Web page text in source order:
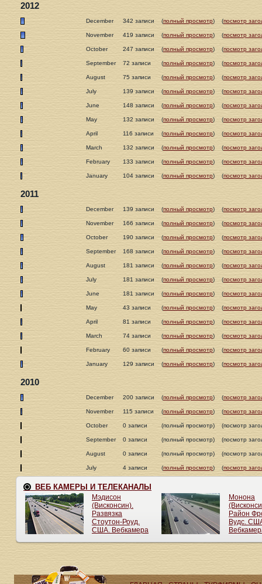
2012
December 342 записи (полный просмотр) (посмотр
November 419 записи (полный просмотр) (посмотр
October 247 записи (полный просмотр) (посмотр
September 72 записи (полный просмотр) (посмотр
August 75 записи (полный просмотр) (посмотр
July 139 записи (полный просмотр) (посмотр
June 148 записи (полный просмотр) (посмотр
May 132 записи (полный просмотр) (посмотр
April 116 записи (полный просмотр) (посмотр
March 132 записи (полный просмотр) (посмотр
February 133 записи (полный просмотр) (посмотр
January 104 записи (полный просмотр) (посмотр
2011
December 139 записи (полный просмотр) (посмотр
November 166 записи (полный просмотр) (посмотр
October 190 записи (полный просмотр) (посмотр
September 168 записи (полный просмотр) (посмотр
August 181 записи (полный просмотр) (посмотр
July 181 записи (полный просмотр) (посмотр
June 181 записи (полный просмотр) (посмотр
May 43 записи (полный просмотр) (посмотр
April 81 записи (полный просмотр) (посмотр
March 74 записи (полный просмотр) (посмотр
February 60 записи (полный просмотр) (посмотр
January 129 записи (полный просмотр) (посмотр
2010
December 200 записи (полный просмотр) (посмотр
November 115 записи (полный просмотр) (посмотр
October 0 записи (полный просмотр) (посмотр
September 0 записи (полный просмотр) (посмотр
August 0 записи (полный просмотр) (посмотр
July 4 записи (полный просмотр) (посмотр